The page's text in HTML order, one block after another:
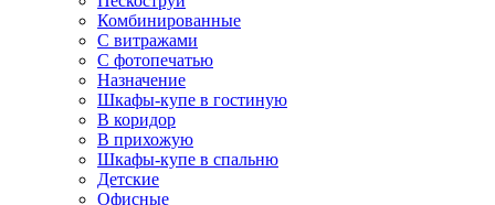
Комбинированные
С витражами
С фотопечатью
Назначение
Шкафы-купе в гостиную
В коридор
В прихожую
Шкафы-купе в спальню
Детские
Офисные